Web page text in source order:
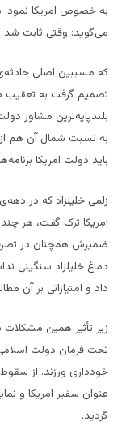
به خصوص امریکا نمود.
می‌گوید: وقتی ثابت شد
تصمیم گرفت به تعقیب
بلندپایه‌ترین مشاور
به نسبت شمال آن هم
باید دولت امریکا
امریکا ترک گفت، هر چند
ضمیرش همچنان در تصرف
دماغ خلیلزاد سنگینی
داد و امتیازاتی بر آن
زیر تأثیر همین مشکلات
تحت فرمان دولت
خودداری ورزند. از
عنوان سفیر امریکا و
گردید.